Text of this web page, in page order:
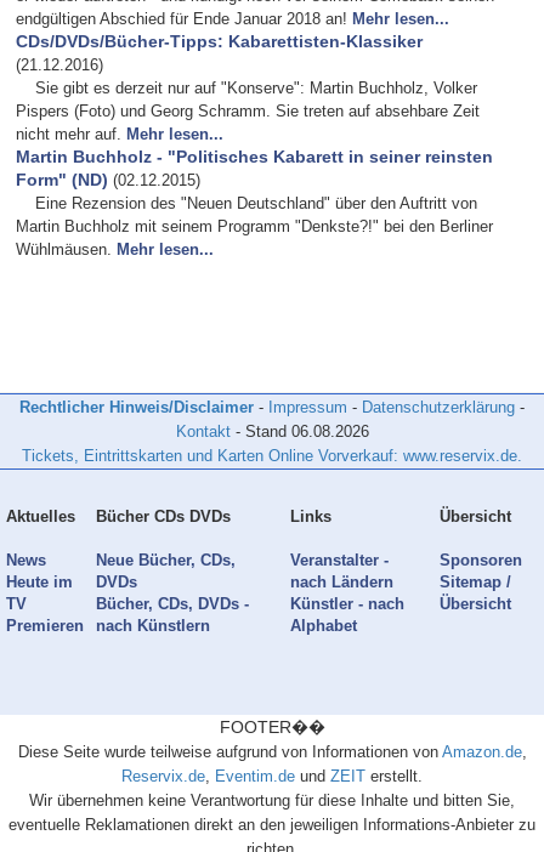
endgültigen Abschied für Ende Januar 2018 an! Mehr lesen...
CDs/DVDs/Bücher-Tipps: Kabarettisten-Klassiker
(21.12.2016)
Sie gibt es derzeit nur auf "Konserve": Martin Buchholz, Volker
Pispers (Foto) und Georg Schramm. Sie treten auf absehbare Zeit
nicht mehr auf. Mehr lesen...
Martin Buchholz - "Politisches Kabarett in seiner reinsten
Form" (ND) (02.12.2015)
Eine Rezension des "Neuen Deutschland" über den Auftritt von
Martin Buchholz mit seinem Programm "Denkste?!" bei den Berliner
Wühlmäusen. Mehr lesen...
Rechtlicher Hinweis/Disclaimer - Impressum - Datenschutzerklärung -
Kontakt- Stand 06.08.2026
Tickets, Eintrittskarten und Karten Online Vorverkauf: www.reservix.de.
Aktuelles
News
Heute im
TV
Premieren
Bücher CDs DVDs
Neue Bücher, CDs,
DVDs
Bücher, CDs, DVDs -
nach Künstlern
Links
Veranstalter -
nach Ländern
Künstler - nach
Alphabet
Übersicht
Sponsoren
Sitemap /
Übersicht
FOOTER��
Diese Seite wurde teilweise aufgrund von Informationen von Amazon.de,
Reservix.de, Eventim.de und ZEIT erstellt.
Wir übernehmen keine Verantwortung für diese Inhalte und bitten Sie,
eventuelle Reklamationen direkt an den jeweiligen Informations-Anbieter zu